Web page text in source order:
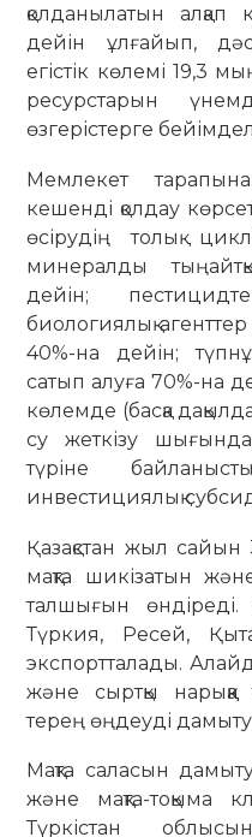
қолданылатын
дейін ұлғайып,
егістік көлемі 19,3
ресурстарын
өзгерістерге
Мемлекет
кешенді қолдау
өсірудің толық
минералды
дейін;
биологиялық
40%-на дейін;
сатып алуға 70%-на
көлемде (басқа
су жеткізу
түріне
инвестициялық
Қазақстан жыл
мақта шикізатын
талшығын
Түркия, Ресей,
экспортталады.
және сыртқы нарыққа
терең өңдеуді
Мақта саласын
және мақта-тоқыма
Түркістан